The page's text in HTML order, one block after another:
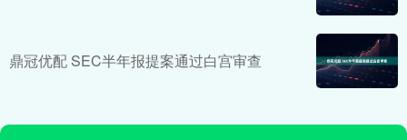
鼎冠优配 SEC半年报提案通过白宫审查